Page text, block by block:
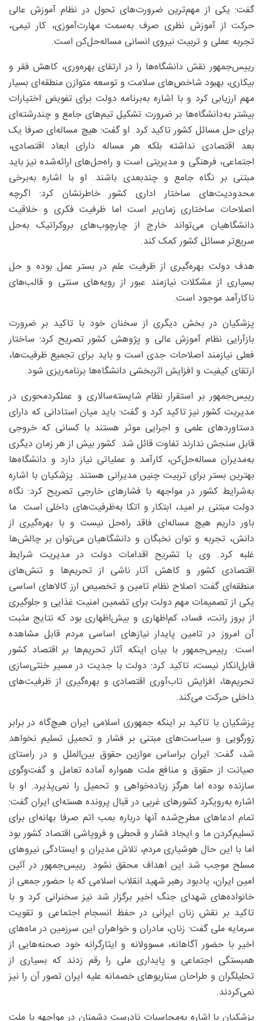
گفت: یکی از مهم‌ترین ضرورت‌های تحول در نظام آموزش عالی
حرکت از آموزش نظری صرف به‌سمت مهارت‌آموزی، کار تیمی،
تجربه عملی و تربیت نیروی انسانی مساله‌حل‌کن است.
رییس‌جمهور نقش دانشگاه‌ها را در ارتقای بهره‌وری، کاهش فقر و
بیکاری، بهبود شاخص‌های سلامت و توسعه متوازن منطقه‌ای بسیار
مهم ارزیابی کرد و با اشاره به‌برنامه دولت برای تفویض اختیارات
بیشتر به‌دانشگاه‌ها بر ضرورت تشکیل تیم‌های جامع و چندرشته‌ای
برای حل مسائل کشور تاکید کرد. او گفت: هیچ مساله‌ای صرفا یک
بعد اقتصادی نداشته بلکه هر مساله دارای ابعاد اقتصادی،
اجتماعی، فرهنگی و مدیریتی است و راه‌حل‌های ارائه‌شده نیز باید
مبتنی بر نگاه جامع و چندبعدی باشند. او با اشاره به‌برخی
محدودیت‌های ساختار اداری کشور خاطرنشان کرد: اگرچه
اصلاحات ساختاری زمان‌بر است اما ظرفیت فکری و خلاقیت
دانشگاهیان می‌تواند خارج از چارچوب‌های بروکراتیک به‌حل
سریع‌تر مسائل کشور کمک کند.
هدف دولت بهره‌گیری از ظرفیت علم در بستر عمل بوده و حل
بسیاری از مشکلات نیازمند عبور از رویه‌های سنتی و قالب‌های
ناکارآمد موجود است.
پزشکیان در بخش دیگری از سخنان خود با تاکید بر ضرورت
بازآرایی نظام آموزش عالی و پژوهش کشور تصریح کرد: ساختار
فعلی نیازمند اصلاحات جدی است و باید برای تجمیع ظرفیت‌ها،
ارتقای کیفیت و افزایش اثربخشی دانشگاه‌ها برنامه‌ریزی شود.
رییس‌جمهور بر استقرار نظام شایسته‌سالاری و عملکردمحوری در
مدیریت کشور نیز تاکید کرد و گفت: باید میان استادانی که دارای
دستاوردهای علمی و اجرایی موثر هستند با کسانی که خروجی
قابل سنجش ندارند تفاوت قائل شد. کشور بیش از هر زمان دیگری
به‌مدیران مساله‌حل‌کن، کارآمد و عملیاتی نیاز دارد و دانشگاه‌ها
بهترین بستر برای تربیت چنین مدیرانی هستند. پزشکیان با اشاره
به‌شرایط کشور در مواجهه با فشارهای خارجی تصریح کرد: نگاه
دولت مبتنی بر امید، ابتکار و اتکا به‌ظرفیت‌های داخلی است. ما
باور داریم هیچ مساله‌ای فاقد راه‌حل نیست و با بهره‌گیری از
دانش، تجربه و توان نخبگان و دانشگاهیان می‌توان بر چالش‌ها
غلبه کرد. وی با تشریح اقدامات دولت در مدیریت شرایط
اقتصادی کشور و کاهش آثار ناشی از تحریم‌ها و تنش‌های
منطقه‌ای گفت: اصلاح نظام تامین و تخصیص ارز کالاهای اساسی
یکی از تصمیمات مهم دولت برای تضمین امنیت غذایی و جلوگیری
از بروز رانت، فساد، کم‌اظهاری و بیش‌اظهاری بود که نتایج مثبت
آن امروز در تامین پایدار نیازهای اساسی مردم قابل مشاهده
است. رییس‌جمهور با بیان اینکه آثار تحریم‌ها بر اقتصاد کشور
قابل‌انکار نیست، تاکید کرد: دولت با جدیت در مسیر خنثی‌سازی
تحریم‌ها، افزایش تاب‌آوری اقتصادی و بهره‌گیری از ظرفیت‌های
داخلی حرکت می‌کند.
پزشکیان با تاکید بر اینکه جمهوری اسلامی ایران هیچ‌گاه در برابر
زورگویی و سیاست‌های مبتنی بر فشار و تحمیل تسلیم نخواهد
شد، گفت: ایران براساس موازین حقوق بین‌الملل و در راستای
صیانت از حقوق و منافع ملت همواره آماده تعامل و گفت‌وگوی
سازنده بوده اما هرگز زیاده‌خواهی و تحمیل را نمی‌پذیرد. او با
اشاره به‌رویکرد کشورهای غربی در قبال پرونده هسته‌ای ایران گفت:
تمام ادعاهای مطرح‌شده آنها درباره بمب اتم صرفا بهانه‌ای برای
تسلیم‌کردن ما و ایجاد فشار و قحطی و فروپاشی اقتصاد کشور بود
اما با این حال هوشیاری مردم، تلاش مدیران و ایستادگی نیروهای
مسلح موجب شد این اهداف محقق نشود. رییس‌جمهور در آئین
امین ایران، یادبود رهبر شهید انقلاب اسلامی که با حضور جمعی از
خانواده‌های شهدای جنگ اخیر برگزار شد نیز سخنرانی کرد و با
تاکید بر نقش زنان ایرانی در حفظ انسجام اجتماعی و تقویت
سرمایه ملی گفت: زنان، مادران و خواهران این سرزمین در ماه‌های
اخیر با حضور آگاهانه، مسوولانه و ایثارگرانه خود صحنه‌هایی از
همبستگی اجتماعی و پایداری ملی را رقم زدند که بسیاری از
تحلیلگران و طراحان سناریوهای خصمانه علیه ایران تصور آن را نیز
نمی‌کردند.
پزشکیان با اشاره به‌محاسبات نادرست دشمنان در مواجهه با ملت